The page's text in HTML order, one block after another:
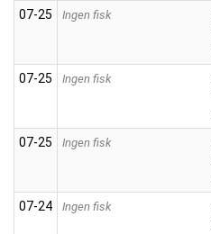
07‑25 Ingen fisk
07‑25 Ingen fisk
07‑25 Ingen fisk
07‑24 Ingen fisk